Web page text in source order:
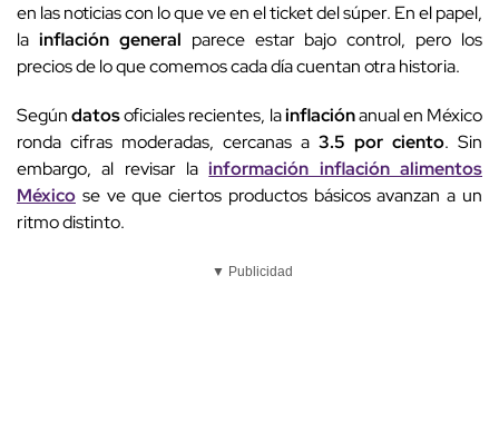
en las noticias con lo que ve en el ticket del súper. En el papel,
la inflación general parece estar bajo control, pero los
precios de lo que comemos cada día cuentan otra historia.
Segúndatosoficiales recientes, lainflaciónanual en México
ronda cifras moderadas, cercanas a 3.5 por ciento. Sin
embargo, al revisar lainformación inflación alimentos
México se ve que ciertos productos básicos avanzan a un
ritmo distinto.
▼ Publicidad